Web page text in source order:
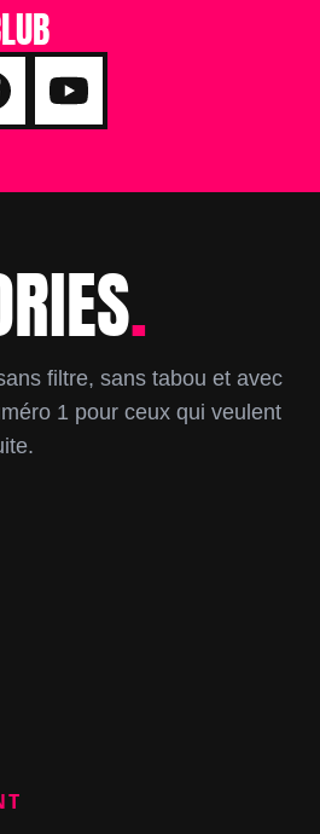
.
filtre, sans tabou et avec
1 pour ceux qui veulent